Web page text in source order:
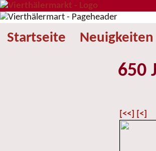
Startseite Neuigkeiten
650
[<<] [<]